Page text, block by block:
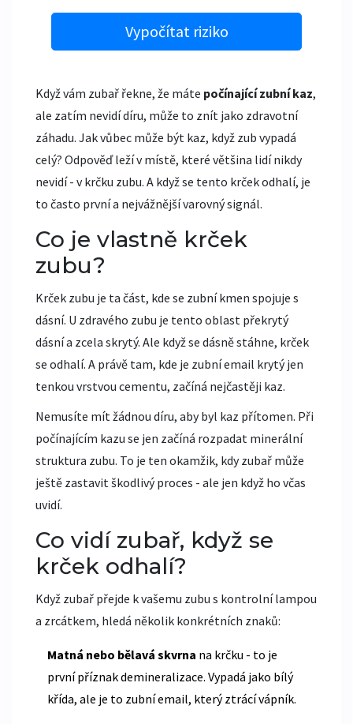
Vypočítat riziko
Když vám zubař řekne, že máte počínající zubní kaz,
ale zatím nevidí díru, může to znít jako zdravotní
záhadu. Jak vůbec může být kaz, když zub vypadá
celý? Odpověď leží v místě, které většina lidí nikdy
nevidí - v krčku zubu. A když se tento krček odhalí, je
to často první a nejvážnější varovný signál.
Co je vlastně krček
zubu?
Krček zubu je ta část, kde se zubní kmen spojuje s
dásní. U zdravého zubu je tento oblast překrytý
dásní a zcela skrytý. Ale když se dásně stáhne, krček
se odhalí. A právě tam, kde je zubní email krytý jen
tenkou vrstvou cementu, začíná nejčastěji kaz.
Nemusíte mít žádnou díru, aby byl kaz přítomen. Při
počínajícím kazu se jen začíná rozpadat minerální
struktura zubu. To je ten okamžik, kdy zubař může
ještě zastavit škodlivý proces - ale jen když ho včas
uvidí.
Co vidí zubař, když se
krček odhalí?
Když zubař přejde k vašemu zubu s kontrolní lampou
a zrcátkem, hledá několik konkrétních znaků:
Matná nebo bělavá skvrna na krčku - to je
první příznak demineralizace. Vypadá jako bílý
křída, ale je to zubní email, který ztrácí vápník.